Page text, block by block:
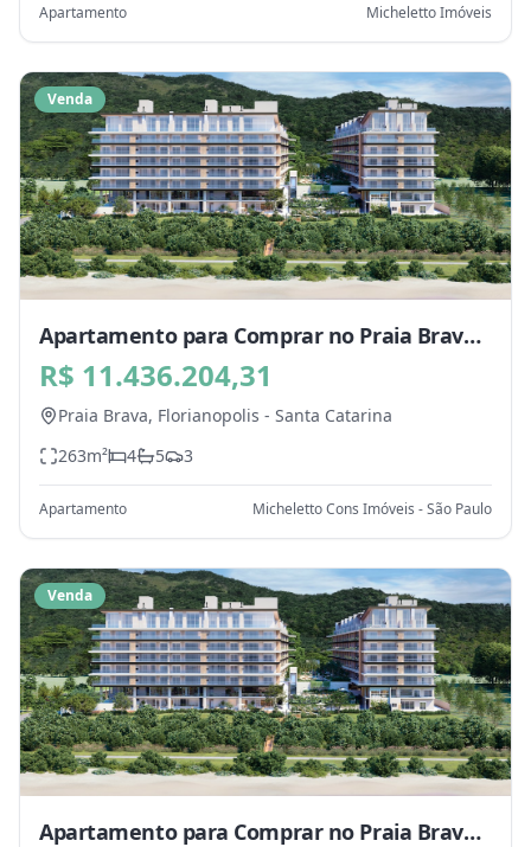
Apartamento Micheletto Imóveis
Venda
Apartamento para Comprar no Praia Brava,
Florianopolis - SC
R$ 11.436.204,31
Praia Brava, Florianopolis - Santa Catarina
263m² 4 5 3
Apartamento Micheletto Cons Imóveis - São Paulo
Venda
Apartamento para Comprar no Praia Brava,